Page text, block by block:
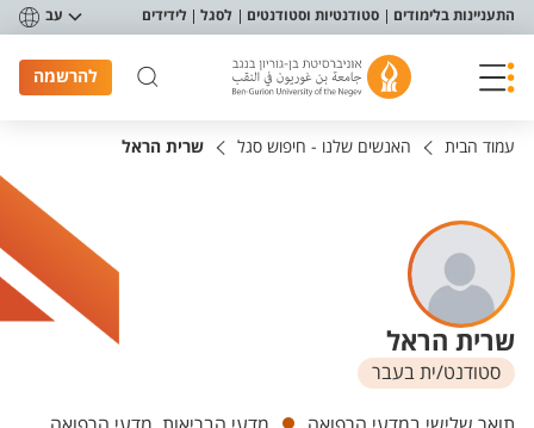
תפריט נגישות
התעניינות בלימודים סטודנטיות וסטודנטים לסגל לידידים עב
להרשמה
עמוד הבית האנשים שלנו - חיפוש סגל שרית הראל
שרית הראל
סטודנט/ית בעבר